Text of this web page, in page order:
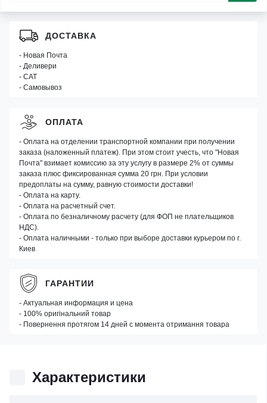
Характеристики
ДОСТАВКА
- Новая Почта
- Деливери
- САТ
- Самовывоз
ОПЛАТА
- Оплата на отделении транспортной компании при получении
заказа (наложенный платеж). При этом стоит учесть, что "Новая
Почта" взимает комиссию за эту услугу в размере 2% от суммы
заказа плюс фиксированная сумма 20 грн. При условии
предоплаты на сумму, равную стоимости доставки!
- Оплата на карту.
- Оплата на расчетный счет.
- Оплата по безналичному расчету (для ФОП не плательщиков
НДС).
- Оплата наличными - только при выборе доставки курьером по г.
Киев
ГАРАНТИИ
- Актуальная информация и цена
- 100% оригінальний товар
- Повернення протягом 14 дней с момента отримання товара